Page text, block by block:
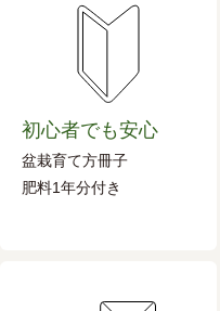
初心者でも安心
盆栽育て方冊子
肥料1年分付き